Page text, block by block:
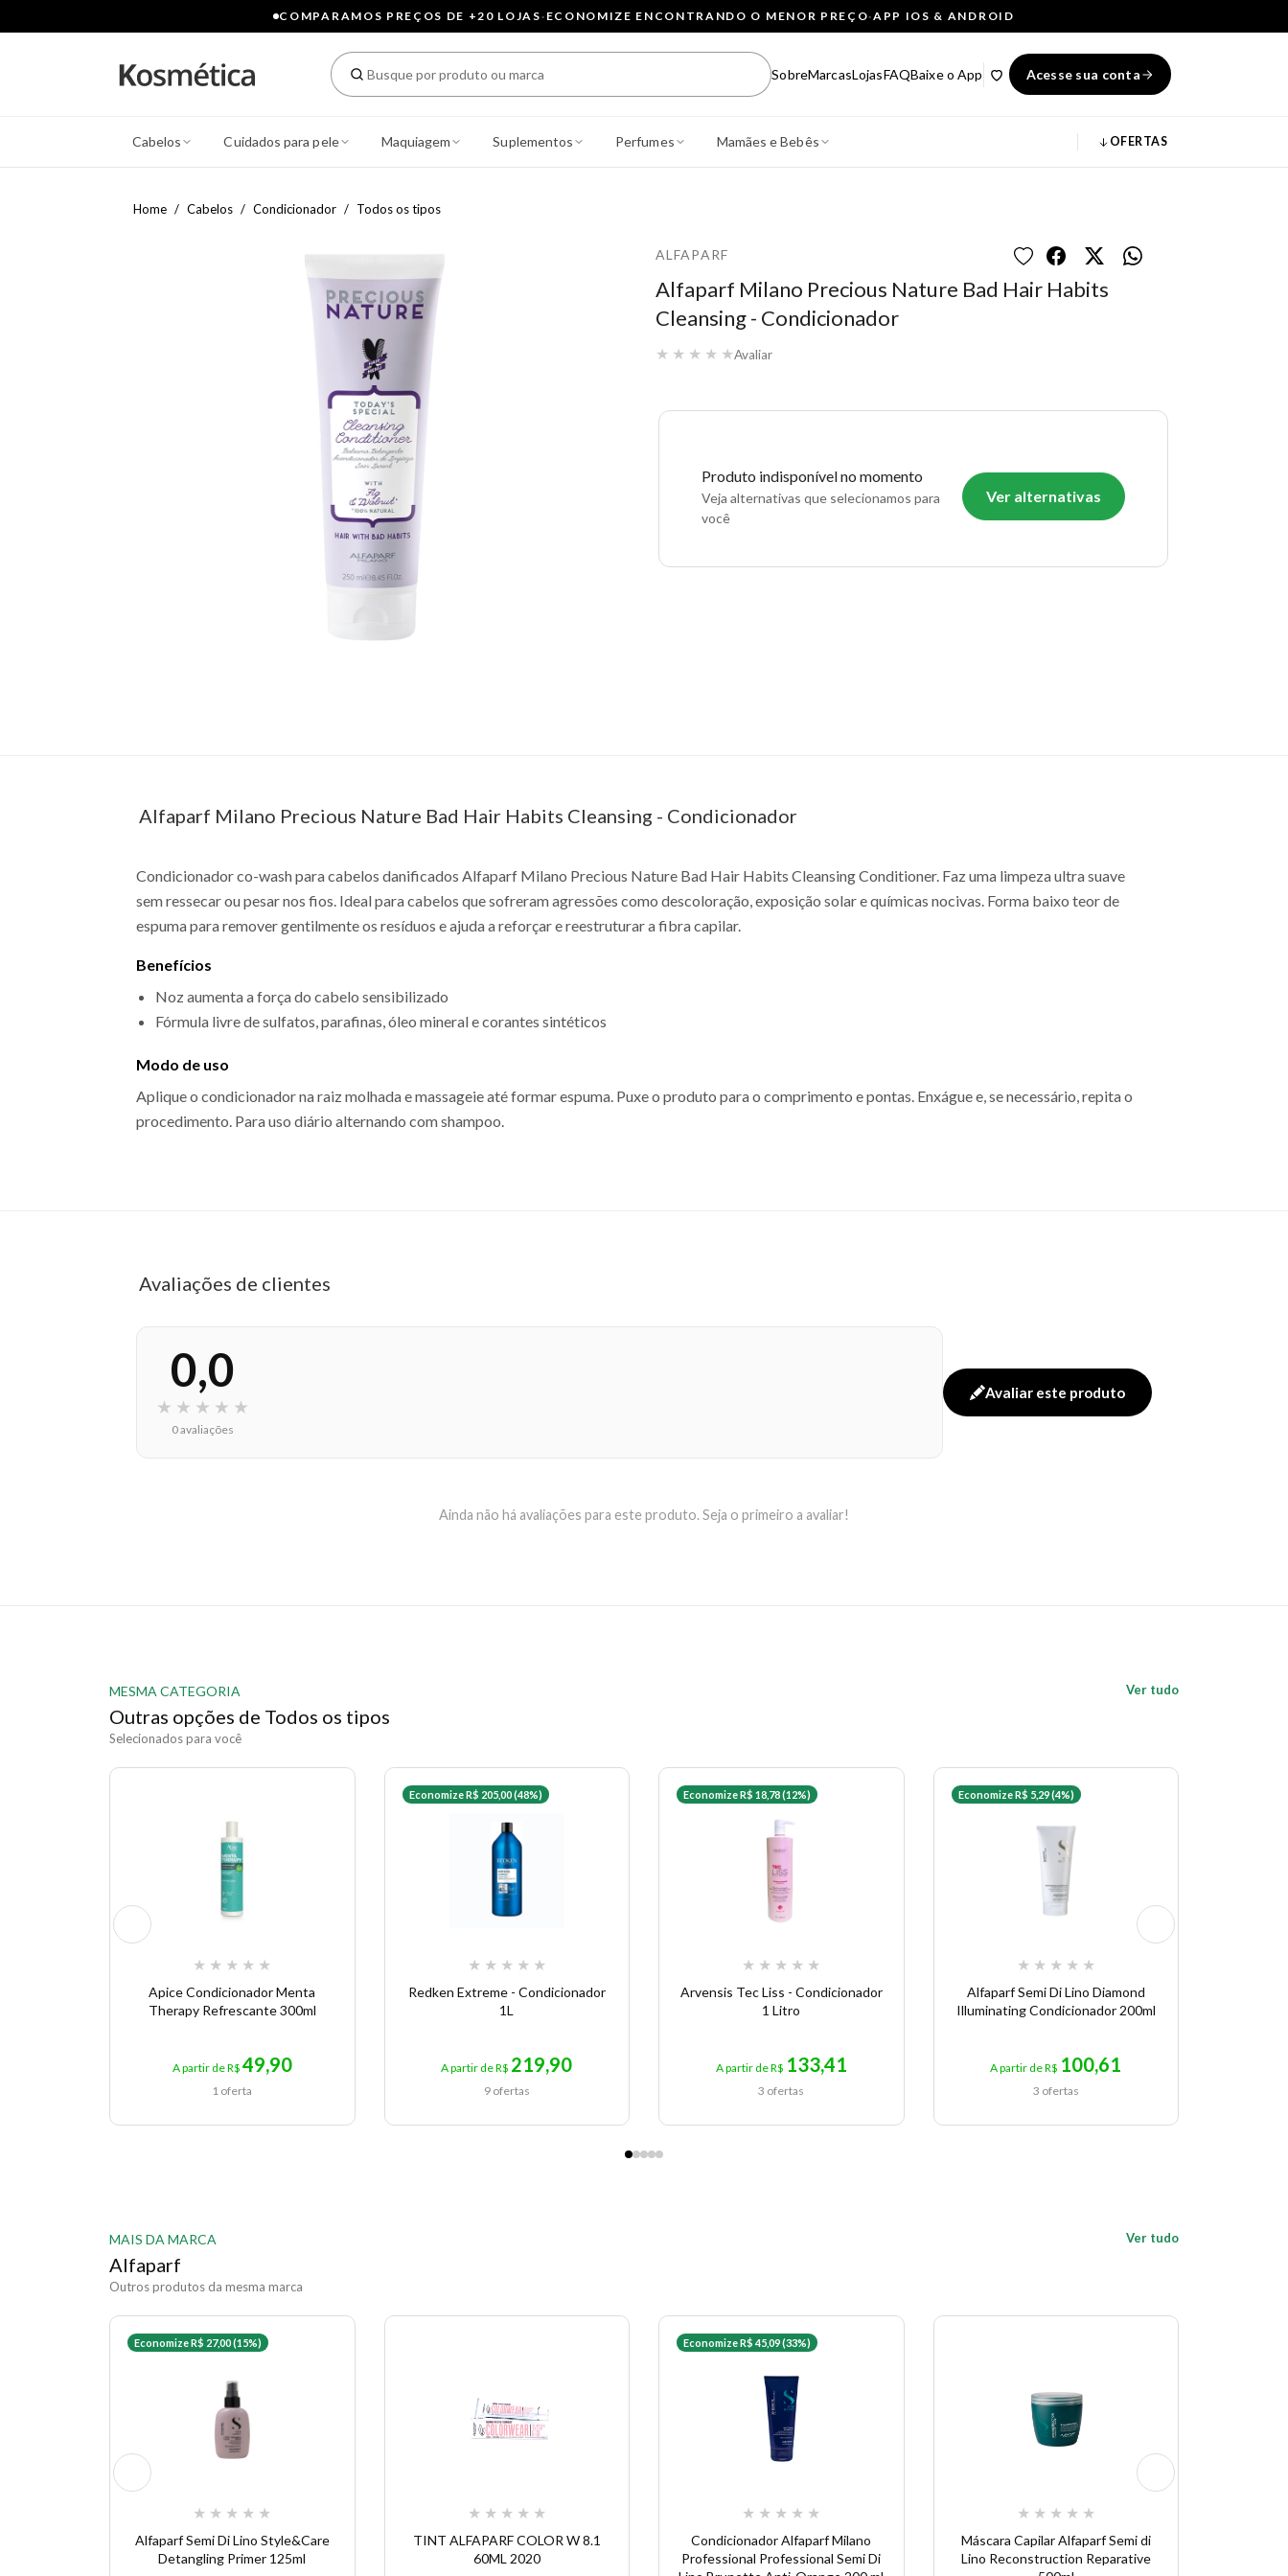
COMPARAMOS PREÇOS DE +20 LOJAS· ECONOMIZE ENCONTRANDO O MENOR PREÇO·APP IOS & ANDROID
SobreMarcasLojasFAQBaixe o App Acesse sua conta
Cabelos Cuidados para pele Maquiagem Suplementos Perfumes Mamães e Bebês OFERTAS
Home Cabelos Condicionador Todos os tipos
ALFAPARF
Alfaparf Milano Precious Nature Bad Hair Habits
Cleansing - Condicionador
★ ★ ★ ★ ★Avaliar
Produto indisponível no momento
Veja alternativas que selecionamos para
você
Ver alternativas
Alfaparf Milano Precious Nature Bad Hair Habits Cleansing - Condicionador
Condicionador co-wash para cabelos danificados Alfaparf Milano Precious Nature Bad Hair Habits Cleansing Conditioner. Faz uma limpeza ultra suave
sem ressecar ou pesar nos fios. Ideal para cabelos que sofreram agressões como descoloração, exposição solar e químicas nocivas. Forma baixo teor de
espuma para remover gentilmente os resíduos e ajuda a reforçar e reestruturar a fibra capilar.
Benefícios
Noz aumenta a força do cabelo sensibilizado
Fórmula livre de sulfatos, parafinas, óleo mineral e corantes sintéticos
Modo de uso
Aplique o condicionador na raiz molhada e massageie até formar espuma. Puxe o produto para o comprimento e pontas. Enxágue e, se necessário, repita o
procedimento. Para uso diário alternando com shampoo.
Avaliações de clientes
0,0
★ ★ ★ ★ ★
0 avaliações
Avaliar este produto
Ainda não há avaliações para este produto. Seja o primeiro a avaliar!
MESMA CATEGORIA
Outras opções de Todos os tipos
Selecionados para você
Ver tudo
★ ★ ★ ★ ★
Apice Condicionador Menta
Therapy Refrescante 300ml
A partir de R$ 49,90
1 oferta
Economize R$ 205,00 (48%)
★ ★ ★ ★ ★
Redken Extreme - Condicionador
1L
A partir de R$ 219,90
9 ofertas
Economize R$ 18,78 (12%)
★ ★ ★ ★ ★
Arvensis Tec Liss - Condicionador
1 Litro
A partir de R$ 133,41
3 ofertas
Economize R$ 5,29 (4%)
★ ★ ★ ★ ★
Alfaparf Semi Di Lino Diamond
Illuminating Condicionador 200ml
A partir de R$ 100,61
3 ofertas
MAIS DA MARCA
Alfaparf
Outros produtos da mesma marca
Ver tudo
Economize R$ 27,00 (15%)
★ ★ ★ ★ ★
Alfaparf Semi Di Lino Style&Care
Detangling Primer 125ml
★ ★ ★ ★ ★
TINT ALFAPARF COLOR W 8.1
60ML 2020
Economize R$ 45,09 (33%)
★ ★ ★ ★ ★
Condicionador Alfaparf Milano
Professional Professional Semi Di
★ ★ ★ ★ ★
Máscara Capilar Alfaparf Semi di
Lino Reconstruction Reparative